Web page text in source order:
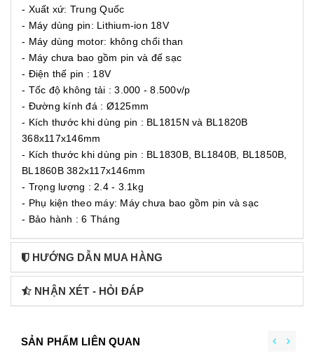
- Xuất xứ: Trung Quốc
- Máy dùng pin: Lithium-ion 18V
- Máy dùng motor: không chổi than
- Máy chưa bao gồm pin và đế sạc
- Điện thế pin : 18V
- Tốc độ không tải : 3.000 - 8.500v/p
- Đường kính đá : Ø125mm
- Kích thước khi dùng pin : BL1815N và BL1820B
368x117x146mm
- Kích thước khi dùng pin : BL1830B, BL1840B, BL1850B,
BL1860B 382x117x146mm
- Trọng lượng : 2.4 - 3.1kg
- Phụ kiện theo máy: Máy chưa bao gồm pin và sạc
- Bảo hành : 6 Tháng
HƯỚNG DẪN MUA HÀNG
NHẬN XÉT - HỎI ĐÁP
SẢN PHẨM LIÊN QUAN